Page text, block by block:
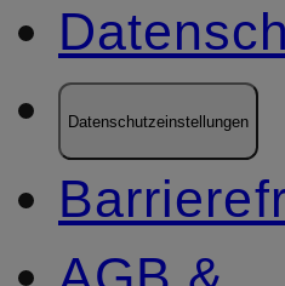
Datenschutzeinstellungen